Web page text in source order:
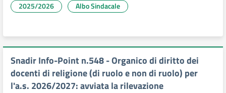
2025/2026 Albo Sindacale
Snadir Info-Point n.548 - Organico di diritto dei
docenti di religione (di ruolo e non di ruolo) per
l'a.s. 2026/2027: avviata la rilevazione